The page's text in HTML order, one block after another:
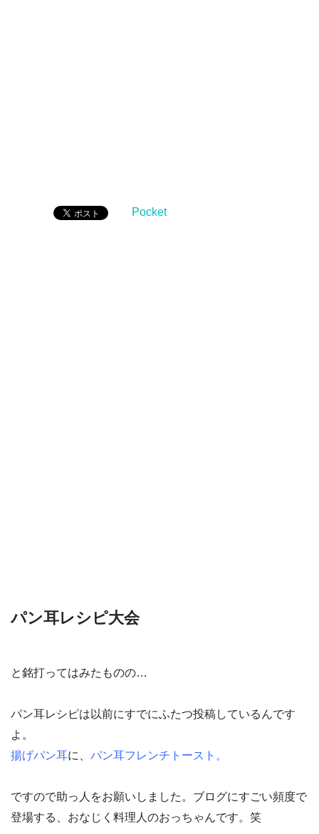
Pocket
パン耳レシピ大会
と銘打ってはみたものの…
パン耳レシピは以前にすでにふたつ投稿しているんです
よ。
揚げパン耳に、 パン耳フレンチトースト。
ですので助っ人をお願いしました。ブログにすごい頻度で
登場する、おなじく料理人のおっちゃんです。笑